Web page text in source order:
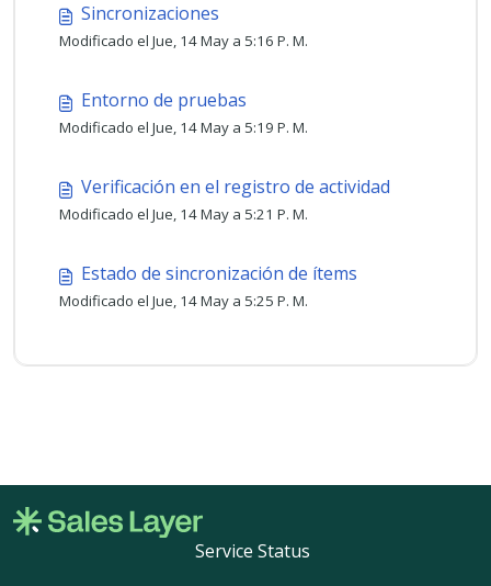
Sincronizaciones
Modificado el Jue, 14 May a 5:16 P. M.
Entorno de pruebas
Modificado el Jue, 14 May a 5:19 P. M.
Verificación en el registro de actividad
Modificado el Jue, 14 May a 5:21 P. M.
Estado de sincronización de ítems
Modificado el Jue, 14 May a 5:25 P. M.
Service Status